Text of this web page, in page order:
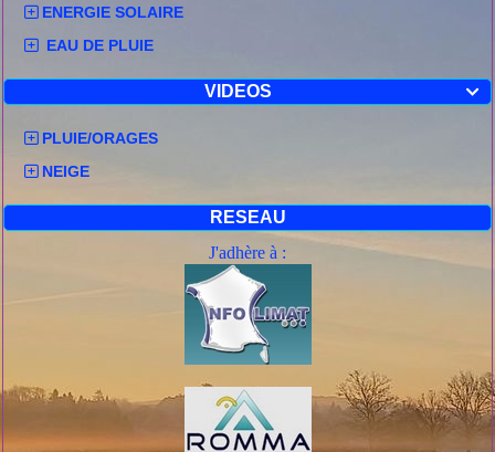
ENERGIE SOLAIRE
EAU DE PLUIE

VIDEOS
PLUIE/ORAGES
NEIGE
RESEAU
J'adhère à :